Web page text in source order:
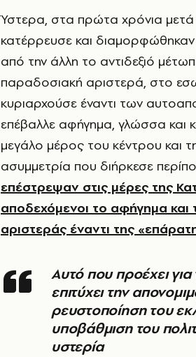
Ύστερα, στα πρώτα χρόνια
κατέρρευσε και
από την άλλη το αντιδεξιό
παραδοσιακή αριστερά, στο
κυριαρχούσε έναντι των
επέβαλλε αφήγημα, γλώσσα
μεγάλο μέρος του κέντρου και
ασυμμετρία που διήρκεσε
επέστρεψαν στις μέρες της
αποδεχόμενοι το αφήγημα και
αριστεράς έναντι της
Αυτό που προέχει για την αντιπολίτευση είναι να
επιτύχει την
ρευστοποίηση του
υποβάθμιση του
υστερία